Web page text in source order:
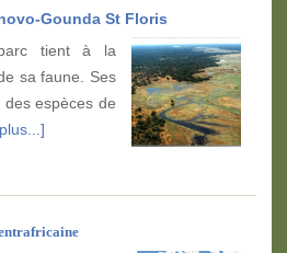
Gounda St Floris
tient à la
sa faune. Ses
espèces de